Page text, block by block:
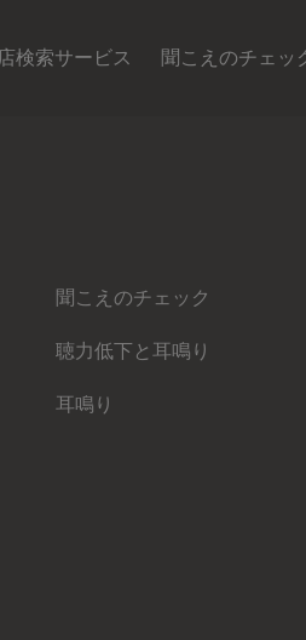
検索サービス 聞こえのチェッ
聞こえのチェック
聴力低下と耳鳴り
耳鳴り